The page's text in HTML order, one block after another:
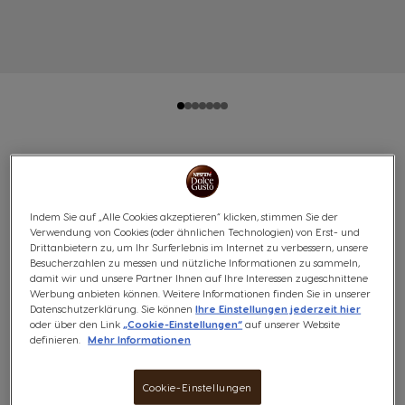
GENIO S PLUS SCHWARZ + 1
NEO START + SPECIAL.T®
INFUSER + 4 BOXEN
(0)
Entdecke unser vorteilhaftes Angebot, das einer Genio S
Plus in Schwarz, einen NEO Start-Adapter zum
Kennenlernen der papierbasierten NEO-Pods, zwei
Boxen NEO-Pods, einen SPECIAL.T®-Infuser und zwei
Indem Sie auf „Alle Cookies akzeptieren“ klicken, stimmen Sie der
Verwendung von Cookies (oder ähnlichen Technologien) von Erst- und
Drittanbietern zu, um Ihr Surferlebnis im Internet zu verbessern, unsere
Besucherzahlen zu messen und nützliche Informationen zu sammeln,
damit wir und unsere Partner Ihnen auf Ihre Interessen zugeschnittene
Werbung anbieten können. Weitere Informationen finden Sie in unserer
Datenschutzerklärung. Sie könnenIhre Einstellungen jederzeit hier
oder über den Link „Cookie-Einstellungen“ auf unserer Website
definieren.
Mehr Informationen
Cookie-Einstellungen